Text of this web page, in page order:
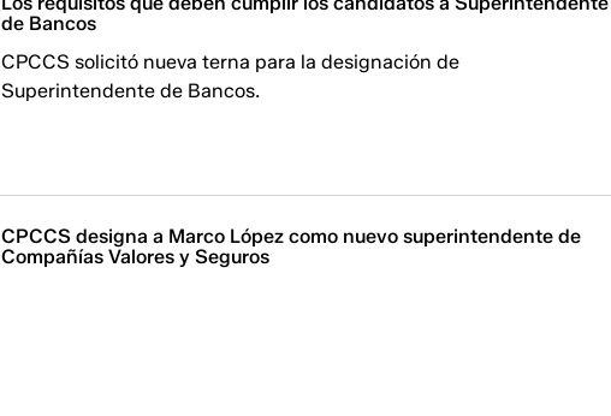
de Bancos
CPCCS solicitó nueva terna para la designación de
Superintendente de Bancos.
CPCCS designa a Marco López como nuevo superintendente de
Compañías Valores y Seguros